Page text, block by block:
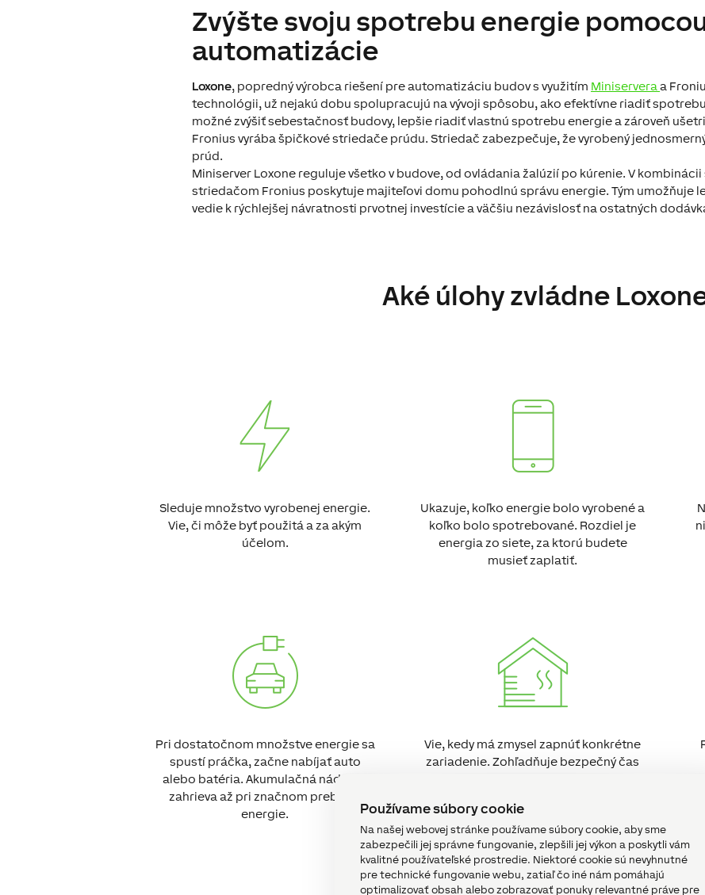
Používame súbory cookie
Na našej webovej stránke používame súbory cookie, aby sme
zabezpečili jej správne fungovanie, zlepšili jej výkon a poskytli vám
kvalitné používateľské prostredie. Niektoré cookie sú nevyhnutné
pre technické fungovanie webu, zatiaľ čo iné nám pomáhajú
optimalizovať obsah alebo zobrazovať ponuky relevantné práve pre
Zvýšte svoju spotrebu energie
automatizácie
Loxone, popredný výrobca riešení pre automatizáciu budov s využitím Miniservera a
technológii, už nejakú dobu spolupracujú na vývoji spôsobu, ako efektívne riadiť
možné zvýšiť sebestačnosť budovy, lepšie riadiť vlastnú spotrebu energie a zároveň
Fronius vyrába špičkové striedače prúdu. Striedač zabezpečuje, že vyrobený
prúd.
Miniserver Loxone reguluje všetko v budove, od ovládania žalúzií po kúrenie. V kombinácii
striedačom Fronius poskytuje majiteľovi domu pohodlnú správu energie. Tým umožňuje
vedie k rýchlejšej návratnosti prvotnej investície a väčšiu nezávislosť na ostatných
Aké úlohy zvládne
Sleduje množstvo vyrobenej energie.
Vie, či môže byť použitá a za akým
účelom.
Ukazuje, koľko energie bolo vyrobené a
koľko bolo spotrebované. Rozdiel je
energia zo siete, za ktorú budete
musieť zaplatiť.
Pri dostatočnom množstve energie sa
spustí práčka, začne nabíjať auto
alebo batéria. Akumulačná nádrž sa
zahrieva až pri značnom prebytku
energie.
Vie, kedy má zmysel zapnúť konkrétne
zariadenie. Zohľadňuje bezpečný čas